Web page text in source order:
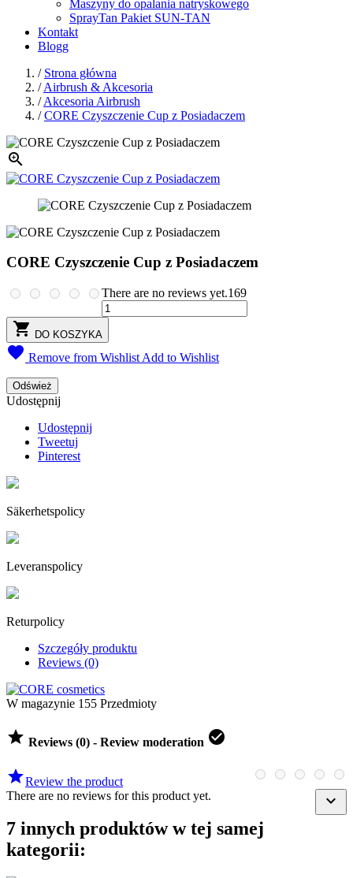
Maszyny do opalania natryskowego
SprayTan Pakiet SUN-TAN
Kontakt
Blogg
/ Strona główna
/ Airbrush & Akcesoria
/ Akcesoria Airbrush
/ CORE Czyszczenie Cup z Posiadaczem

CORE Czyszczenie Cup z Posiadaczem
There are no reviews yet.169
 DO KOSZYKA
 Remove from Wishlist Add to Wishlist
Udostępnij
Udostępnij
Tweetuj
Pinterest
Säkerhetspolicy
Leveranspolicy
Returpolicy
Szczegóły produktu
Reviews (0)
W magazynie 155 Przedmioty
 Reviews (0) - Review moderation 
Review the product

There are no reviews for this product yet.
7 innych produktów w tej samej
kategorii: